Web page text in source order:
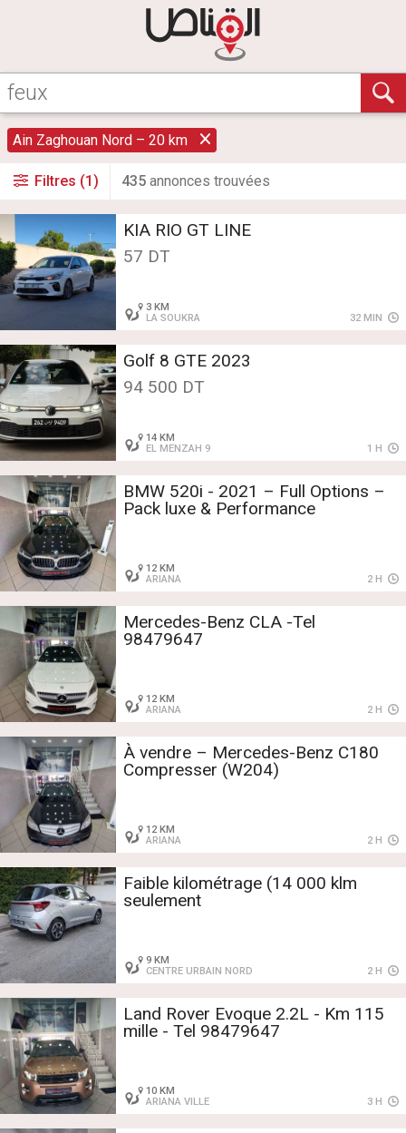
Ain Zaghouan Nord – 20 km
Filtres (1) 435 annonces trouvées
KIA RIO GT LINE
57 DT
3 KM
LA SOUKRA
32 MIN
Golf 8 GTE 2023
94 500 DT
14 KM
EL MENZAH 9
1 H
BMW 520i - 2021 – Full Options –
Pack luxe & Performance
12 KM
ARIANA
2 H
Mercedes-Benz CLA -Tel
98479647
12 KM
ARIANA
2 H
À vendre – Mercedes-Benz C180
Compresser (W204)
12 KM
ARIANA
2 H
Faible kilométrage (14 000 klm
seulement
9 KM
CENTRE URBAIN NORD
2 H
Land Rover Evoque 2.2L - Km 115
mille - Tel 98479647
10 KM
ARIANA VILLE
3 H